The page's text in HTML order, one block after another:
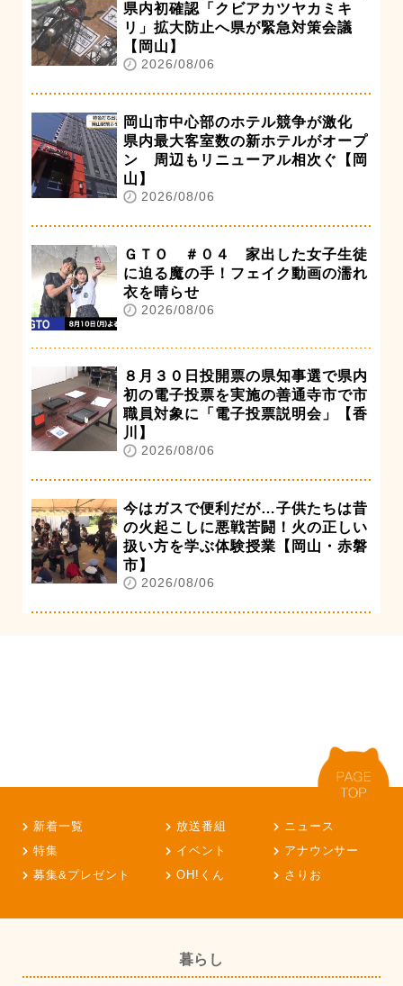
県内初確認「クビアカツヤカミキ
リ」拡大防止へ県が緊急対策会議
【岡山】
2026/08/06
岡山市中心部のホテル競争が激化
県内最大客室数の新ホテルがオープ
ン 周辺もリニューアル相次ぐ【岡
山】
2026/08/06
ＧＴＯ ＃０４ 家出した女子生徒
に迫る魔の手！フェイク動画の濡れ
衣を晴らせ
2026/08/06
８月３０日投開票の県知事選で県内
初の電子投票を実施の善通寺市で市
職員対象に「電子投票説明会」【香
川】
2026/08/06
今はガスで便利だが…子供たちは昔
の火起こしに悪戦苦闘！火の正しい
扱い方を学ぶ体験授業【岡山・赤磐
市】
2026/08/06
新着一覧 放送番組
ニュース
特集
イベント
アナウンサー
募集&プレゼント
OH!くん さりお
暮らし